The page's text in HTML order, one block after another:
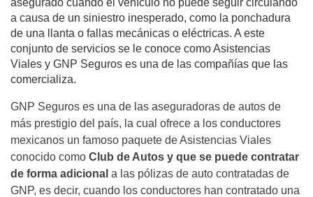
asegurado cuando el vehículo no puede seguir circulando
a causa de un siniestro inesperado, como la ponchadura
de una llanta o fallas mecánicas o eléctricas. A este
conjunto de servicios se le conoce como Asistencias
Viales y GNP Seguros es una de las compañías que las
comercializa.
GNP Seguros es una de las aseguradoras de autos de
más prestigio del país, la cual ofrece a los conductores
mexicanos un famoso paquete de Asistencias Viales
conocido como Club de Autos y que se puede contratar
de forma adicional a las pólizas de auto contratadas de
GNP, es decir, cuando los conductores han contratado una